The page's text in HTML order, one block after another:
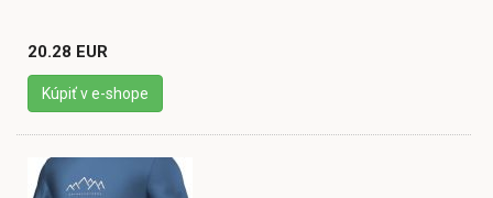
20.28 EUR
Kúpiť v e-shope